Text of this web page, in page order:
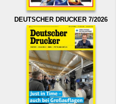
DEUTSCHER DRUCKER 7/2026